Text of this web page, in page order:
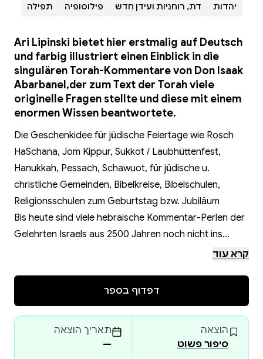
יהדות דת, רוחניות ועידן חדש פילוסופיה תפילה
Ari Lipinski bietet hier erstmalig auf Deutsch
und farbig illustriert einen Einblick in die
singulären Torah-Kommentare von Don Isaak
Abarbanel,der zum Text der Torah viele
originelle Fragen stellte und diese mit einem
enormen Wissen beantwortete.
Die Geschenkidee für jüdische Feiertage wie Rosch
HaSchana, Jom Kippur, Sukkot / Laubhüttenfest,
Hanukkah, Pessach, Schawuot, für jüdische u.
christliche Gemeinden, Bibelkreise, Bibelschulen,
Religionsschulen zum Geburtstag bzw. Jubiläum
Bis heute sind viele hebräische Kommentar-Perlen der
Gelehrten Israels aus 2500 Jahren noch nicht ins
Deutsche übersetzt worden. Ari Lipinski bietet hier
Fragen stellte und diese mit einem enormen Wissen
beantwortete.
Abarbanel hat jeweils Stellung bezogen zu den
קרא עוד
דפדוף בספר
הוצאה
סיפור פשוט
תאריך הוצאה
—